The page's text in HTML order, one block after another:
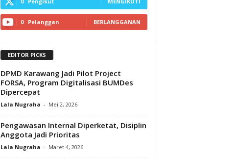
0 Pelanggan BERLANGGANAN
EDITOR PICKS
DPMD Karawang Jadi Pilot Project
FORSA, Program Digitalisasi BUMDes
Dipercepat
Lala Nugraha - Mei 2, 2026
Pengawasan Internal Diperketat, Disiplin
Anggota Jadi Prioritas
Lala Nugraha - Maret 4, 2026